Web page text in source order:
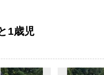
1歳児